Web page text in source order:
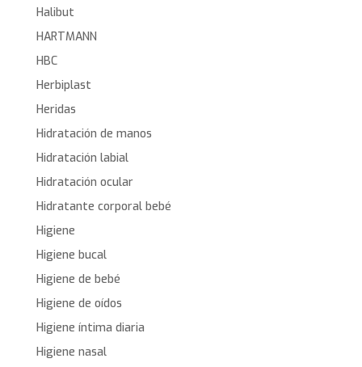
Halibut
HARTMANN
HBC
Herbiplast
Heridas
Hidratación de manos
Hidratación labial
Hidratación ocular
Hidratante corporal bebé
Higiene
Higiene bucal
Higiene de bebé
Higiene de oídos
Higiene íntima diaria
Higiene nasal